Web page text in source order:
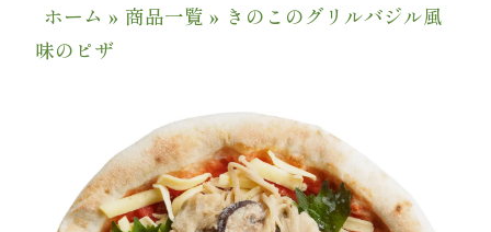
品
ホーム » 商品一覧 » きのこのグリルバジル風
味のピザ